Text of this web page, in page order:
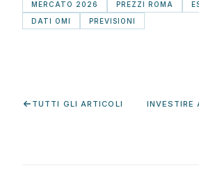
MERCATO 2026 PREZZI ROMA
DATI OMI
PREVISIONI
TUTTI GLI ARTICOLI INVESTIRE